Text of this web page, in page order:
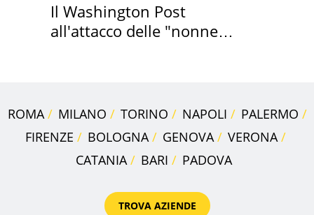
Il Washington Post
all'attacco delle "nonne
ROMA MILANO TORINO NAPOLI
PALERMO
FIRENZE
BOLOGNA GENOVA
VERONA
CATANIA
BARI PADOVA
TROVA AZIENDE